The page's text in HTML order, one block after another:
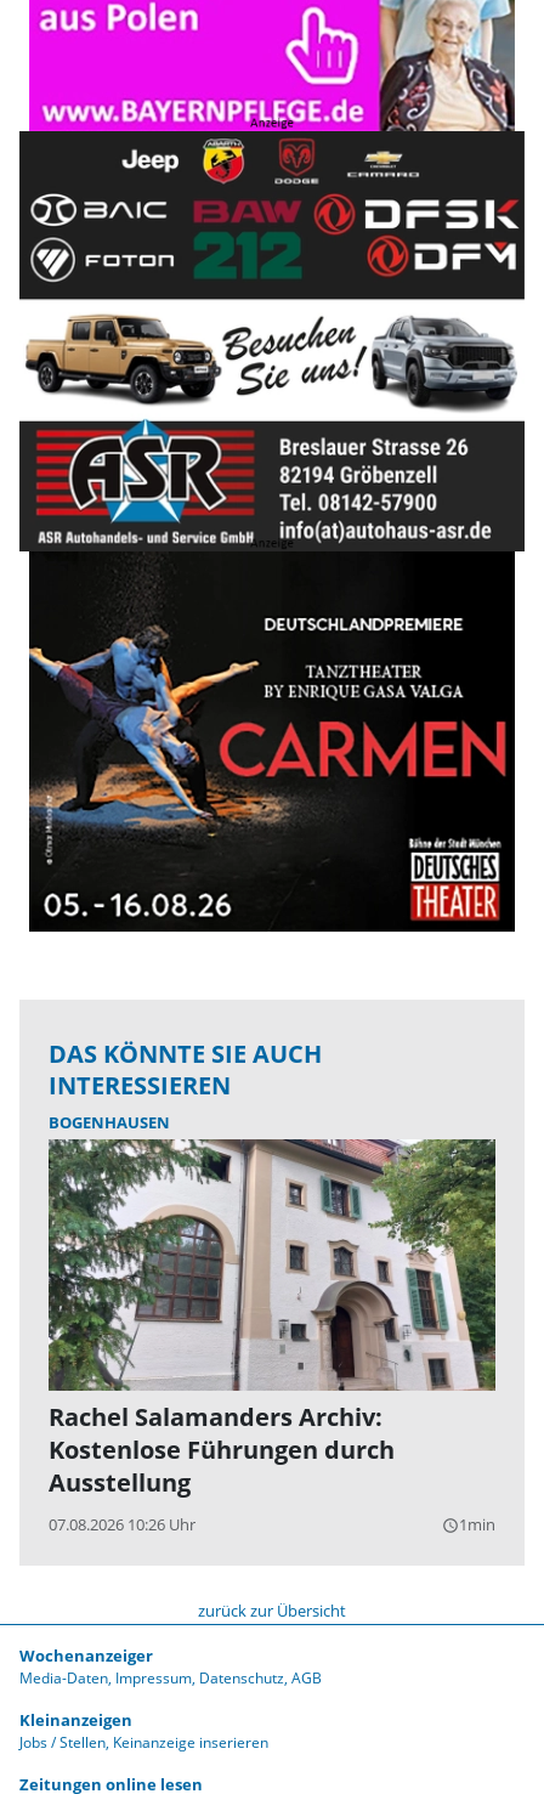
DAS KÖNNTE SIE AUCH
INTERESSIEREN
BOGENHAUSEN
Rachel Salamanders Archiv:
Kostenlose Führungen durch
Ausstellung
07.08.2026 10:26 Uhr query_builder1min
zurück zur Übersicht
Wochenanzeiger
Media-Daten Impressum Datenschutz AGB
Kleinanzeigen
Jobs / Stellen Keinanzeige inserieren
Zeitungen online lesen